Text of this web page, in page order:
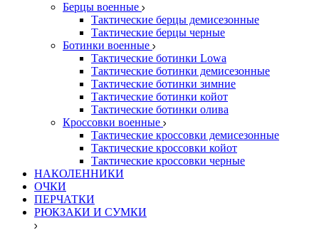
Берцы военные
Тактические берцы демисезонные
Тактические берцы черные
Ботинки военные
Тактические ботинки Lowa
Тактические ботинки демисезонные
Тактические ботинки зимние
Тактические ботинки койот
Тактические ботинки олива
Кроссовки военные
Тактические кроссовки демисезонные
Тактические кроссовки койот
Тактические кроссовки черные
НАКОЛЕННИКИ
ОЧКИ
ПЕРЧАТКИ
РЮКЗАКИ И СУМКИ